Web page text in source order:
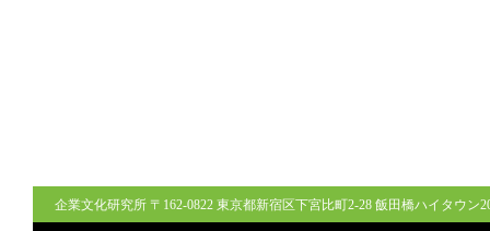
企業文化研究所 〒162-0822 東京都新宿区下宮比町2-28 飯田橋ハイタウン